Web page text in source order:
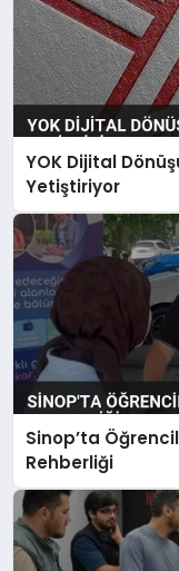
YOK Dijital
Yetiştiriyor
Sinop’ta
Rehberliği